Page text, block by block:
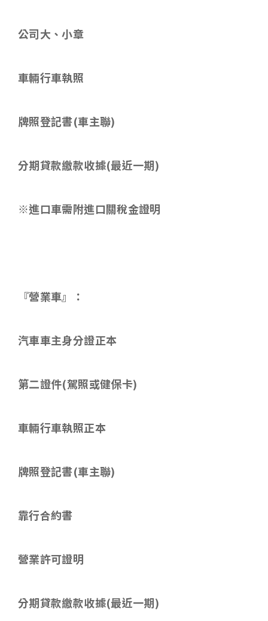
公司大、小章
車輛行車執照
牌照登記書(車主聯)
分期貸款繳款收據(最近一期)
※進口車需附進口關稅金證明
『營業車』：
汽車車主身分證正本
第二證件(駕照或健保卡)
車輛行車執照正本
牌照登記書(車主聯)
靠行合約書
營業許可證明
分期貸款繳款收據(最近一期)